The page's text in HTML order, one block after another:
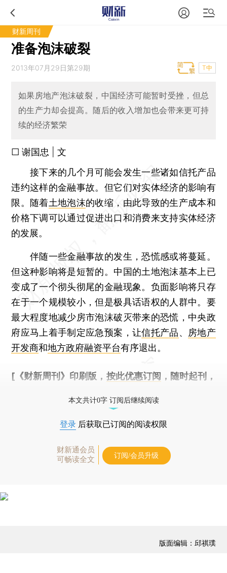
财新周刊
准备泡沫破裂
2013年07月29日第29期 T中
如果房地产泡沫破裂，中国经济可能暂时受挫，但总
的生产力却会提高。随后的收入增加也会带来更可持
续的经济繁荣
□ 谢国忠 | 文
接下来的几个月可能会发生一些诸如信托产品
违约这样的金融事故。但它们对实体经济的影响有
限。随着土地泡沫的收缩，由此导致的生产成本和
价格下调可以通过促进出口和消费来支持实体经济
的发展。
伴随一些金融事故的发生，恐慌感或将蔓延。
但这种影响将是短暂的。中国的土地泡沫基本上已
变成了一个彻头彻尾的金融现象。负面影响将只存
在于一个规模较小，但是极具话语权的人群中。要
最大程度地减少房市泡沫破灭带来的恐慌，中央政
府应马上着手制定应急预案，让信托产品、 房地产
开发商和地方政府融资平台有序退出。
[《财新周刊》印刷版， 按此优惠订阅 ，随时起刊，
本文共计0字 订阅后继续阅读
登录 后获取已订阅的阅读权限
财新通会员
可畅读全文
订阅/会员升级
版面编辑：邱祺璞